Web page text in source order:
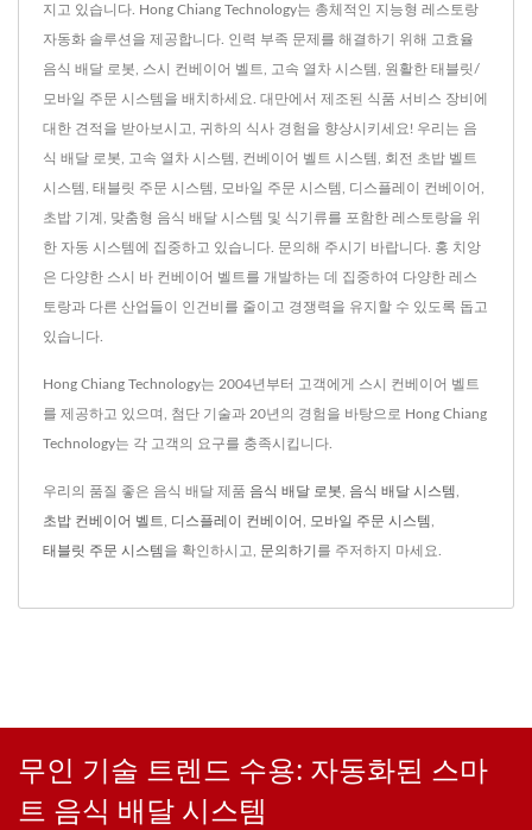
지고 있습니다. Hong Chiang Technology는 총체적인 지능형 레스토랑
자동화 솔루션을 제공합니다. 인력 부족 문제를 해결하기 위해 고효율
음식 배달 로봇, 스시 컨베이어 벨트, 고속 열차 시스템, 원활한 태블릿/
모바일 주문 시스템을 배치하세요. 대만에서 제조된 식품 서비스 장비에
대한 견적을 받아보시고, 귀하의 식사 경험을 향상시키세요! 우리는 음
식 배달 로봇, 고속 열차 시스템, 컨베이어 벨트 시스템, 회전 초밥 벨트
시스템, 태블릿 주문 시스템, 모바일 주문 시스템, 디스플레이 컨베이어,
초밥 기계, 맞춤형 음식 배달 시스템 및 식기류를 포함한 레스토랑을 위
한 자동 시스템에 집중하고 있습니다. 문의해 주시기 바랍니다. 홍 치앙
은 다양한 스시 바 컨베이어 벨트를 개발하는 데 집중하여 다양한 레스
토랑과 다른 산업들이 인건비를 줄이고 경쟁력을 유지할 수 있도록 돕고
있습니다.
Hong Chiang Technology는 2004년부터 고객에게 스시 컨베이어 벨트
를 제공하고 있으며, 첨단 기술과 20년의 경험을 바탕으로 Hong Chiang
Technology는 각 고객의 요구를 충족시킵니다.
우리의 품질 좋은 음식 배달 제품 음식 배달 로봇 음식 배달 시스템
초밥 컨베이어 벨트 디스플레이 컨베이어 모바일 주문 시스템
태블릿 주문 시스템 을 확인하시고, 문의하기 를 주저하지 마세요.
무인 기술 트렌드 수용: 자동화된 스마
트 음식 배달 시스템